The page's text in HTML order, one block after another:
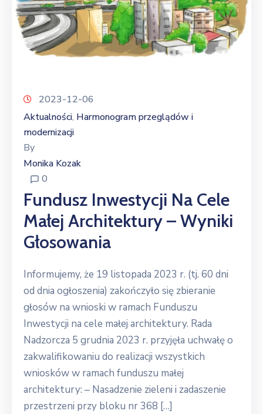
2023-12-06
Aktualności‚ Harmonogram przeglądów i
modernizacji
By
Monika Kozak
0
Fundusz Inwestycji Na Cele
Małej Architektury – Wyniki
Głosowania
Informujemy, że 19 listopada 2023 r. (tj. 60 dni
od dnia ogłoszenia) zakończyło się zbieranie
głosów na wnioski w ramach Funduszu
Inwestycji na cele małej architektury. Rada
Nadzorcza 5 grudnia 2023 r. przyjęła uchwałę o
zakwalifikowaniu do realizacji wszystkich
wniosków w ramach funduszu małej
architektury: – Nasadzenie zieleni i zadaszenie
przestrzeni przy bloku nr 368 […]